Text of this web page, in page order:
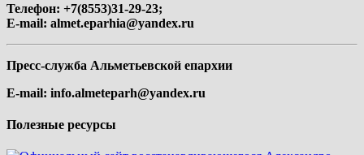
Телефон: +7(8553)31-29-23;
E-mail: almet.eparhia@yandex.ru
Пресс-служба Альметьевской епархии
E-mail: info.almeteparh@yandex.ru
Полезные ресурсы